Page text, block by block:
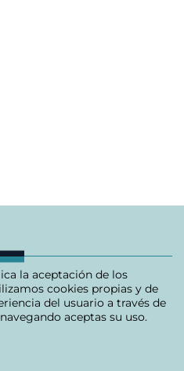
la aceptación de los
cookies propias y de
del usuario a través de
aceptas su uso.